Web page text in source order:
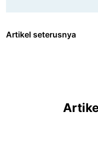
Artikel seterusnya